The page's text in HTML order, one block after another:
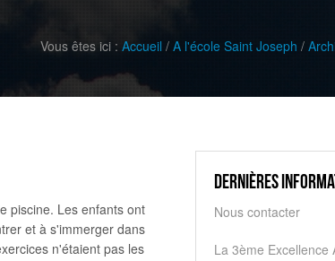
Vous êtes ici : Accueil / A l'école Saint Joseph /
piscine. Les enfants ont
et à s'immerger dans
n'étaient pas les
Dernières
Nous contacter
La 3ème Excellence